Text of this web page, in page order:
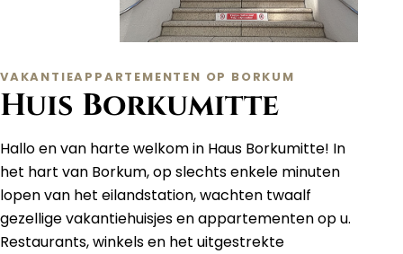
VAKANTIEAPPARTEMENTEN OP BORKUM
Huis Borkumitte
Hallo en van harte welkom in Haus Borkumitte! In
het hart van Borkum, op slechts enkele minuten
lopen van het eilandstation, wachten twaalf
gezellige vakantiehuisjes en appartementen op u.
Restaurants, winkels en het uitgestrekte